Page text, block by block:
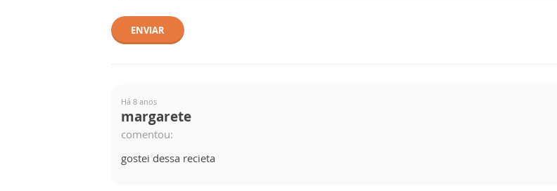
ENVIAR
Há 8 anos
margarete
comentou:
gostei dessa recieta